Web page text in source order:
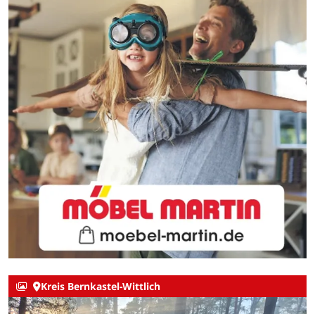
Kreis Bernkastel-Wittlich